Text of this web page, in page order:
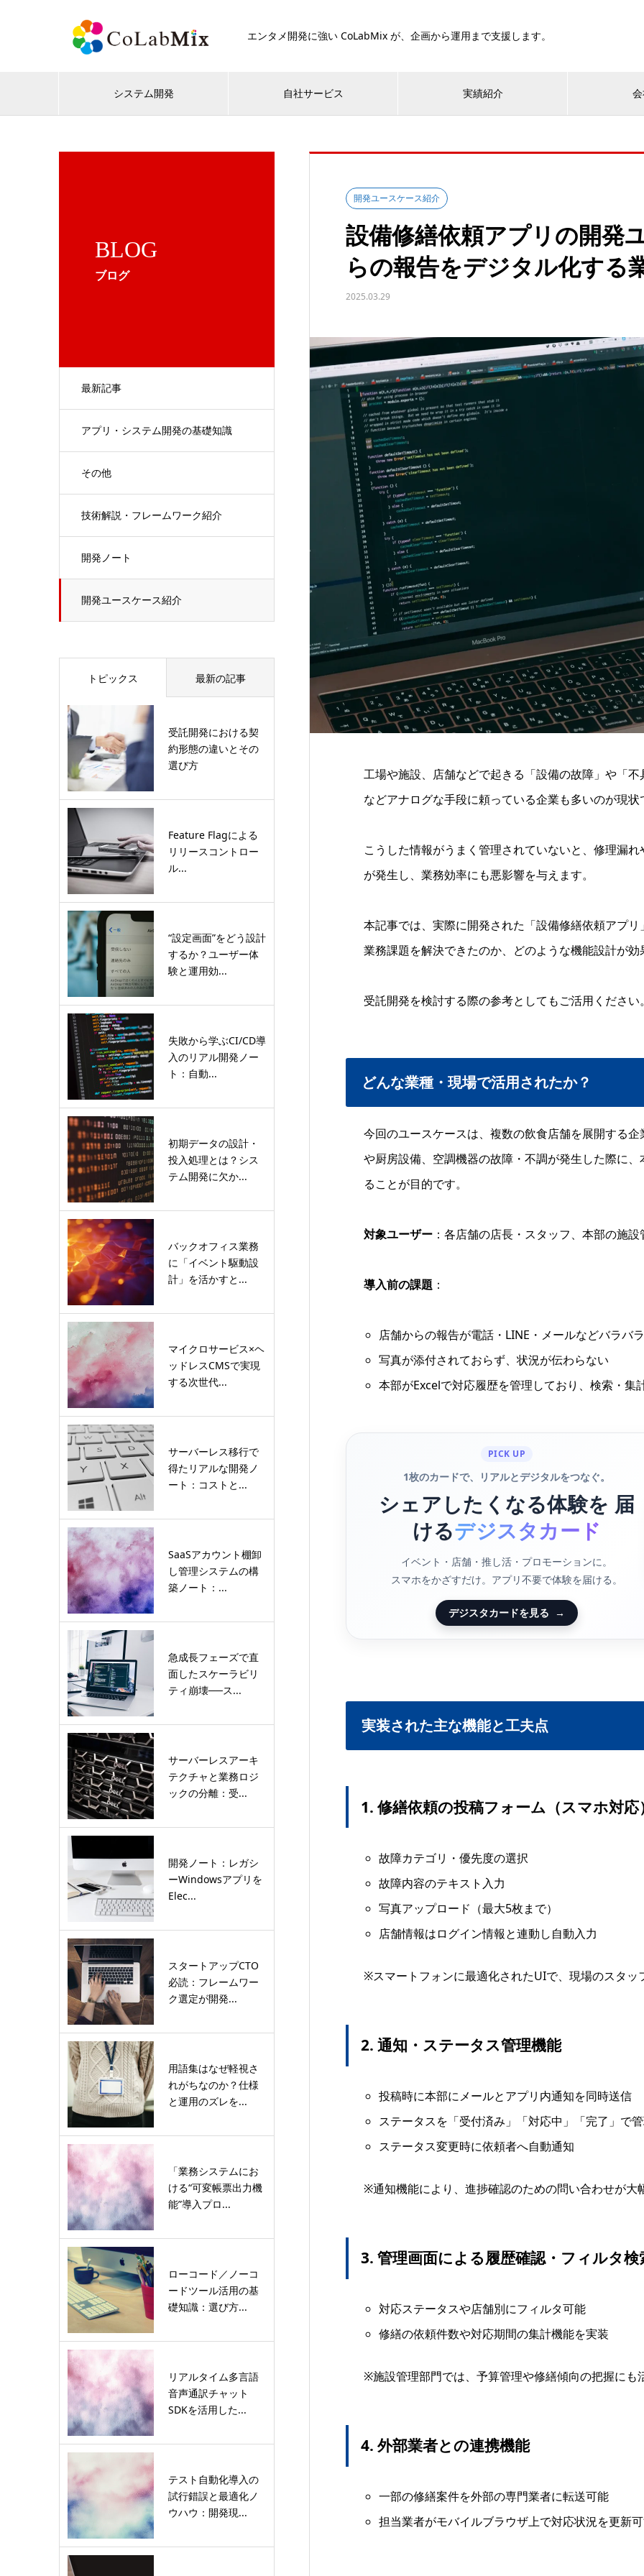
エンタメ開発に強い CoLabMix が、企画から運用まで支援します。
システム開発 自社サービス 実績紹介
BLOG
ブログ
最新記事
アプリ・システム開発の基礎知識
その他
技術解説・フレームワーク紹介
開発ノート
開発ユースケース紹介
開発ユースケース紹介
設備修繕依頼アプリの開発
らの報告をデジタル化する
2025.03.29
工場や施設、店舗などで起きる「設備の故障」や「
などアナログな手段に頼っている企業も多いのが現状
こうした情報がうまく管理されていないと、修理漏
が発生し、業務効率にも悪影響を与えます。
本記事では、実際に開発された「設備修繕依頼アプ
業務課題を解決できたのか、どのような機能設計が
受託開発を検討する際の参考としてもご活用ください
どんな業種・現場で活用されたか？
今回のユースケースは、複数の飲食店舗を展開する
や厨房設備、空調機器の故障・不調が発生した際に
ることが目的です。
対象ユーザー ：各店舗の店長・スタッフ、本部の施
導入前の課題 ：
店舗からの報告が電話・LINE・メールなどバラバラ
写真が添付されておらず、状況が伝わらない
本部がExcelで対応履歴を管理しており、検索・集
PICK UP
1枚のカードで、リアルとデジタルをつなぐ。
シェアしたくなる体験を 届
けるデジスタカード
イベント・店舗・推し活・プロモーションに。
スマホをかざすだけ。アプリ不要で体験を届ける。
デジスタカードを見る →
実装された主な機能と工夫点
1. 修繕依頼の投稿フォーム（スマホ対応
故障カテゴリ・優先度の選択
故障内容のテキスト入力
写真アップロード（最大5枚まで）
店舗情報はログイン情報と連動し自動入力
※スマートフォンに最適化されたUIで、現場のスタ
2. 通知・ステータス管理機能
投稿時に本部にメールとアプリ内通知を同時送信
ステータスを「受付済み」「対応中」「完了」で
ステータス変更時に依頼者へ自動通知
※通知機能により、進捗確認のための問い合わせが大
3. 管理画面による履歴確認・フィルタ検
対応ステータスや店舗別にフィルタ可能
修繕の依頼件数や対応期間の集計機能を実装
※施設管理部門では、予算管理や修繕傾向の把握にも
4. 外部業者との連携機能
一部の修繕案件を外部の専門業者に転送可能
担当業者がモバイルブラウザ上で対応状況を更新
トピックス 最新の記事
受託開発における契
約形態の違いとその
選び方
Feature Flagによる
リリースコントロー
ル...
“設定画面”をどう設計
するか？ユーザー体
験と運用効...
失敗から学ぶCI/CD導
入のリアル開発ノー
ト：自動...
初期データの設計・
投入処理とは？シス
テム開発に欠か...
バックオフィス業務
に「イベント駆動設
計」を活かすと...
マイクロサービス×ヘ
ッドレスCMSで実現
する次世代...
サーバーレス移行で
得たリアルな開発ノ
ート：コストと...
SaaSアカウント棚卸
し管理システムの構
築ノート：...
急成長フェーズで直
面したスケーラビリ
ティ崩壊──ス...
サーバーレスアーキ
テクチャと業務ロジ
ックの分離：受...
開発ノート：レガシ
ーWindowsアプリを
Elec...
スタートアップCTO
必読：フレームワー
ク選定が開発...
用語集はなぜ軽視さ
れがちなのか？仕様
と運用のズレを...
「業務システムにお
ける“可変帳票出力機
能”導入プロ...
ローコード／ノーコ
ードツール活用の基
礎知識：選び方...
リアルタイム多言語
音声通訳チャット
SDKを活用した...
テスト自動化導入の
試行錯誤と最適化ノ
ウハウ：開発現...